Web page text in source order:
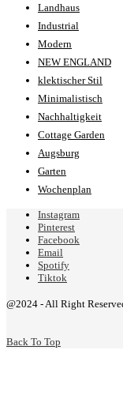
Landhaus
Industrial
Modern
NEW ENGLAND
klektischer Stil
Minimalistisch
Nachhaltigkeit
Cottage Garden
Augsburg
Garten
Wochenplan
Instagram
Pinterest
Facebook
Email
Spotify
Tiktok
@2024 - All Right
Back To Top